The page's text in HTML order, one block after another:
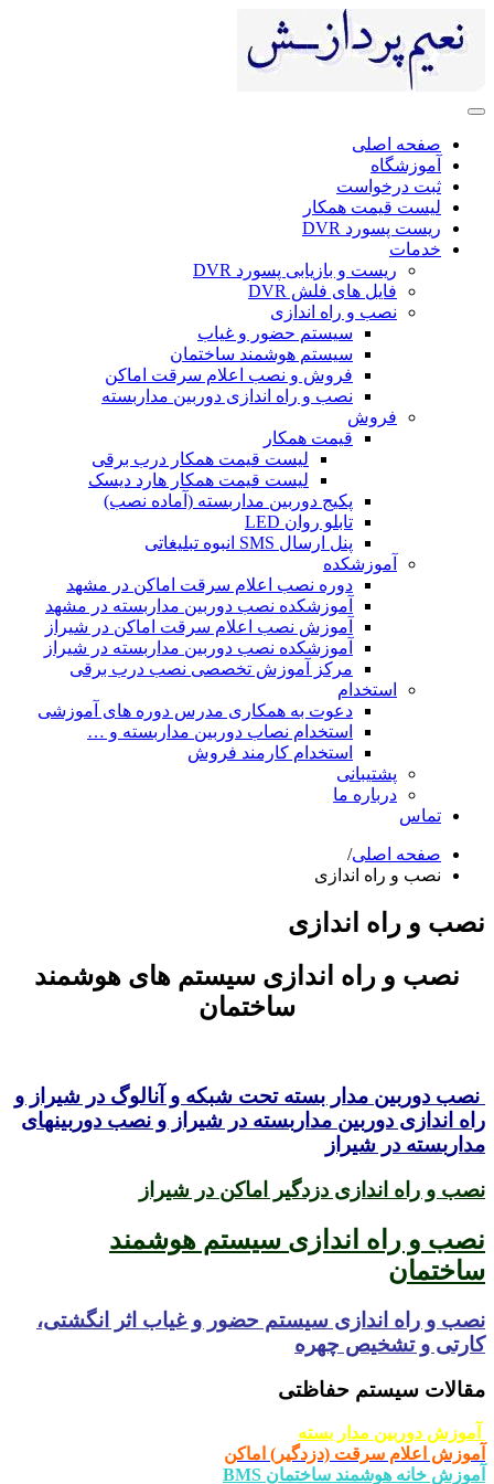
صفحه اصلی
آموزشگاه
ثبت درخواست
لیست قیمت همکار
ریست پسورد DVR
خدمات
ریست و بازیابی پسورد DVR
فایل های فلش DVR
نصب و راه اندازی
سیستم حضور و غیاب
سیستم هوشمند ساختمان
فروش و نصب اعلام سرقت اماکن
نصب و راه اندازی دوربین مداربسته
فروش
قیمت همکار
لیست قیمت همکار درب برقی
لیست قیمت همکار هارد دیسک
پکیج دوربین مداربسته (آماده نصب)
تابلو روان LED
پنل ارسال SMS انبوه تبلیغاتی
آموزشکده
دوره نصب اعلام سرقت اماکن در مشهد
آموزشکده نصب دوربین مداربسته در مشهد
آموزش نصب اعلام سرقت اماکن در شیراز
آموزشکده نصب دوربین مداربسته در شیراز
مرکز آموزش تخصصی نصب درب برقی
استخدام
دعوت به همکاری مدرس دوره های آموزشی
استخدام نصاب دوربین مداربسته و …
استخدام کارمند فروش
پشتیبانی
درباره ما
تماس
صفحه اصلی/
نصب و راه اندازی
نصب و راه اندازی
نصب و راه اندازی سیستم های هوشمند
ساختمان
نصب دوربین مدار بسته تحت شبکه و آنالوگ در شیراز و
راه اندازی دوربین مداربسته در شیراز و نصب دوربینهای
مداربسته در شیراز
نصب و راه اندازی دزدگیر اماکن در شیراز
نصب و راه اندازی سیستم هوشمند
ساختمان
نصب و راه اندازی سیستم حضور و غیاب اثر انگشتی،
کارتی و تشخیص چهره
مقالات سیستم حفاظتی
آموزش دوربین مدار بسته
آموزش اعلام سرقت (دزدگیر) اماکن
آموزش خانه هوشمند ساختمان BMS